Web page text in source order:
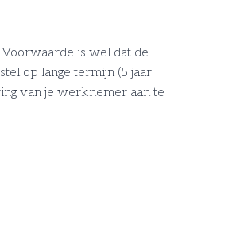
is wel dat de
op lange termijn (5 jaar
van je werknemer aan te